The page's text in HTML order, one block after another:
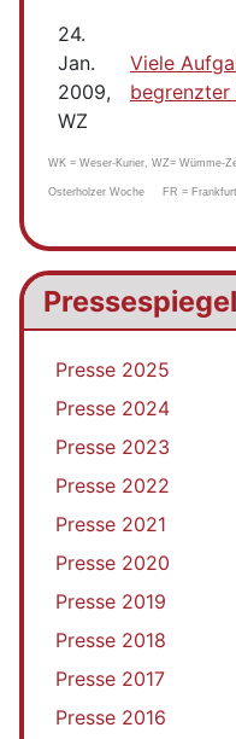
Pressespiegel
Presse 2025
Presse 2024
Presse 2023
Presse 2022
Presse 2021
Presse 2020
Presse 2019
Presse 2018
Presse 2017
Presse 2016
24.
Jan.
2009,
WZ
Viele
begrenzter
WK = Weser-Kurier, WZ=
Osterholzer Woche FR =